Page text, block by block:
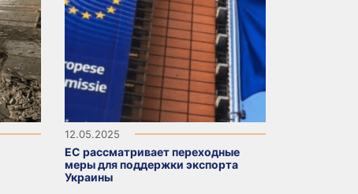
12.05.2025
ЕС рассматривает переходные
меры для поддержки экспорта
Украины